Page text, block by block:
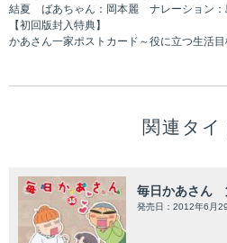
結夏 ばあちゃん：岡本麗 ナレーション：
【初回版封入特典】
かあさん一家ポストカード～役に立つ生活目
関連タイ
毎日かあさん
発売日：2012年6月